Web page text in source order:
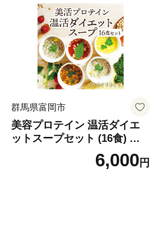
群馬県富岡市
美容プロテイン 温活ダイエ
ットスープセット (16食) 小
分け スープ 食べ比べ セット
詰合せ クラムチャウダー チ
6,000円